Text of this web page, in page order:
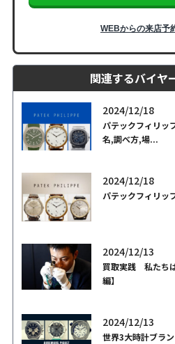
WEBからの来店予
関連するバイヤ
2024/12/18
パテックフィリッ
名,調べ方,場...
2024/12/18
パテックフィリッ
2024/12/13
買取実践 私たち
編】
2024/12/13
世界3大時計ブラ